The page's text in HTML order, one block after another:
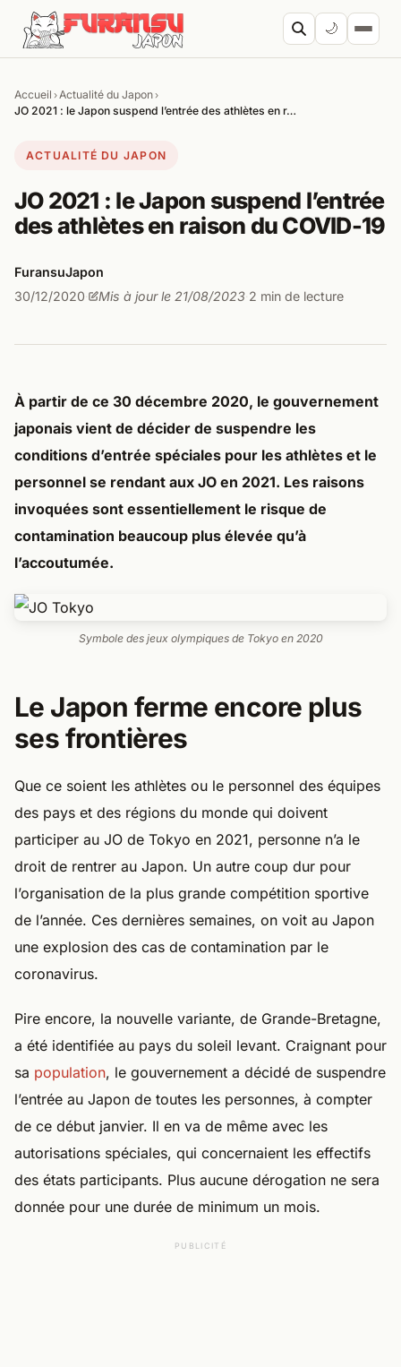
Aller au contenu
🌙
Accueil ›Actualité du Japon›
JO 2021 : le Japon suspend l’entrée des athlètes en r…
ACTUALITÉ DU JAPON
JO 2021 : le Japon suspend l’entrée
des athlètes en raison du COVID-19
FuransuJapon
30/12/2020· Mis à jour le 21/08/2023· 2 min de lecture
À partir de ce 30 décembre 2020, le gouvernement
japonais vient de décider de suspendre les
conditions d’entrée spéciales pour les athlètes et le
personnel se rendant aux JO en 2021. Les raisons
invoquées sont essentiellement le risque de
contamination beaucoup plus élevée qu’à
l’accoutumée.
Symbole des jeux olympiques de Tokyo en 2020
Le Japon ferme encore plus
ses frontières
Que ce soient les athlètes ou le personnel des équipes
des pays et des régions du monde qui doivent
participer au JO de Tokyo en 2021, personne n’a le
droit de rentrer au Japon. Un autre coup dur pour
l’organisation de la plus grande compétition sportive
de l’année. Ces dernières semaines, on voit au Japon
une explosion des cas de contamination par le
coronavirus.
Pire encore, la nouvelle variante, de Grande-Bretagne,
a été identifiée au pays du soleil levant. Craignant pour
sa population, le gouvernement a décidé de suspendre
l’entrée au Japon de toutes les personnes, à compter
de ce début janvier. Il en va de même avec les
autorisations spéciales, qui concernaient les effectifs
des états participants. Plus aucune dérogation ne sera
donnée pour une durée de minimum un mois.
PUBLICITÉ